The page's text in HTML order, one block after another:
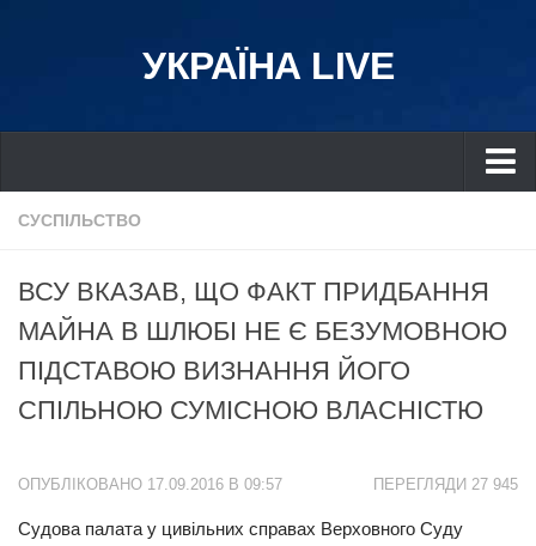
УКРАЇНА LIVE
Україна
Дніпро
Львів
Івано-Франківськ
Харків
Одеса
Схід
СУСПІЛЬСТВО
ВСУ ВКАЗАВ, ЩО ФАКТ ПРИДБАННЯ
МАЙНА В ШЛЮБІ НЕ Є БЕЗУМОВНОЮ
ПІДСТАВОЮ ВИЗНАННЯ ЙОГО
СПІЛЬНОЮ СУМІСНОЮ ВЛАСНІСТЮ
ПЕРЕГЛЯДИ 27 945
ОПУБЛІКОВАНО 17.09.2016 В 09:57
Судова палата у цивільних справах Верховного Суду